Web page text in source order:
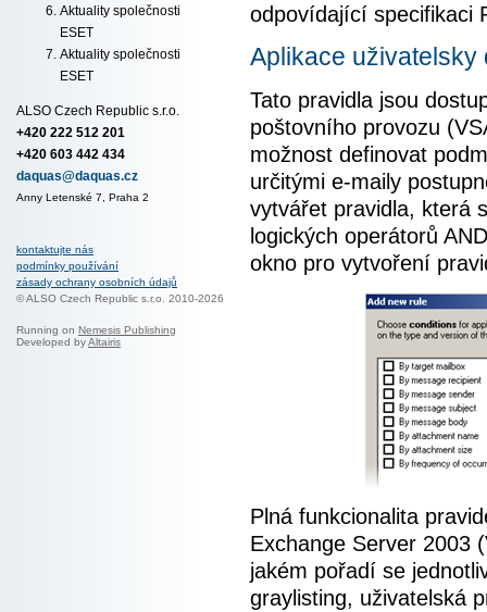
Aktuality společnosti
ESET
Aktuality společnosti
ESET
ALSO Czech Republic s.r.o.
+420 222 512 201
+420 603 442 434
daquas@daquas.cz
Anny Letenské 7, Praha 2
kontaktujte nás
podmínky používání
zásady ochrany osobních údajů
© ALSO Czech Republic s.r.o. 2010-2026
Running on Nemesis Publishing
Developed byAltairis
odpovídající specifikaci
Aplikace
Tato pravidla jsou
poštovního provozu
možnost definovat
určitými e-maily
vytvářet pravidla, která
logických operátorů
okno pro vytvoření
Plná funkcionalita
Exchange Server 2003
jakém pořadí se
graylisting, uživatelská